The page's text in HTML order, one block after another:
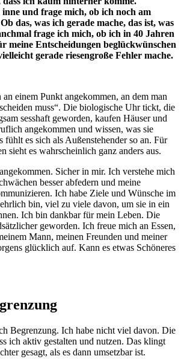
und frage mich, ob ich noch am
das, was ich gerade mache, das ist, was
frage ich mich, ob ich in 40 Jahren
meine Entscheidungen beglückwünschen
gerade riesengroße Fehler mache.
einem Punkt angekommen, an dem man
muss“. Die biologische Uhr tickt, die
sesshaft geworden, kaufen Häuser und
angekommen und wissen, was sie
fühlt es sich als Außenstehender so an. Für
sieht es wahrscheinlich ganz anders aus.
Sicher in mir. Ich verstehe mich
besser abfedern und meine
Ich habe Ziele und Wünsche im
bin, viel zu viele davon, um sie in ein
Ich bin dankbar für mein Leben. Die
geworden. Ich freue mich an Essen,
Mann, meinen Freunden und meiner
glücklich auf. Kann es etwas Schöneres
Begrenzung. Ich habe nicht viel davon. Die
ich aktiv gestalten und nutzen. Das klingt
gesagt, als es dann umsetzbar ist.